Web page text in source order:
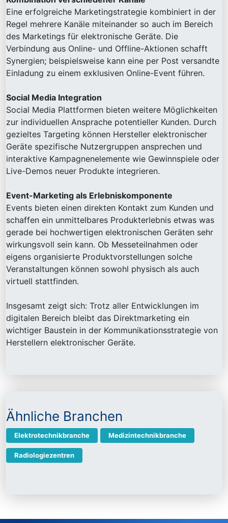
Eine erfolgreiche Marketingstrategie kombiniert in der
Regel mehrere Kanäle miteinander so auch im Bereich
des Marketings für elektronische Geräte. Die
Verbindung aus Online- und Offline-Aktionen schafft
Synergien; beispielsweise kann eine per Post versandte
Einladung zu einem exklusiven Online-Event führen.
Social Media Integration
Social Media Plattformen bieten weitere Möglichkeiten
zur individuellen Ansprache potentieller Kunden. Durch
gezieltes Targeting können Hersteller elektronischer
Geräte spezifische Nutzergruppen ansprechen und
interaktive Kampagnenelemente wie Gewinnspiele oder
Live-Demos neuer Produkte integrieren.
Event-Marketing als Erlebniskomponente
Events bieten einen direkten Kontakt zum Kunden und
schaffen ein unmittelbares Produkterlebnis etwas was
gerade bei hochwertigen elektronischen Geräten sehr
wirkungsvoll sein kann. Ob Messeteilnahmen oder
eigens organisierte Produktvorstellungen solche
Veranstaltungen können sowohl physisch als auch
virtuell stattfinden.
Insgesamt zeigt sich: Trotz aller Entwicklungen im
digitalen Bereich bleibt das Direktmarketing ein
wichtiger Baustein in der Kommunikationsstrategie von
Herstellern elektronischer Geräte.
Ähnliche Branchen
Elektrotechnikbranche Medizintechnikbranche
Radiologiezentren